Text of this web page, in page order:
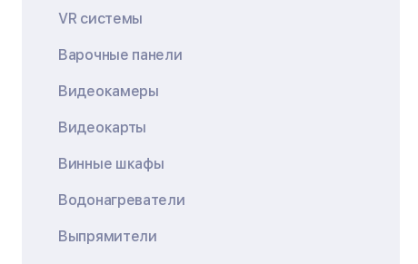
VR системы
Варочные панели
Видеокамеры
Видеокарты
Винные шкафы
Водонагреватели
Выпрямители